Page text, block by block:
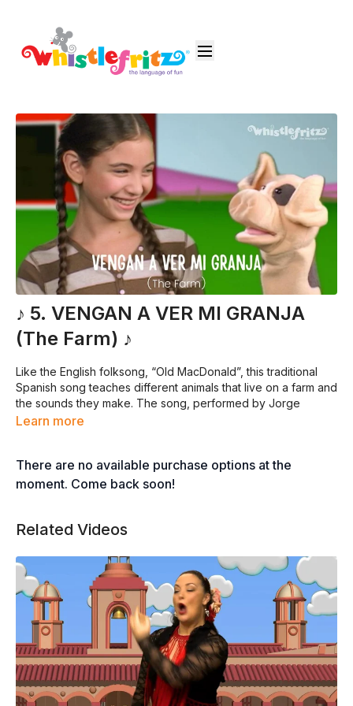
♪ 5. VENGAN A VER MI GRANJA
(The Farm) ♪
Like the English folksong, “Old MacDonald”, this traditional
Spanish song teaches different animals that live on a farm and
the sounds they make. The song, performed by Jorge
Anaya, is from Whistlefritz’s CD
VENGAN A VER MI GRANJA
VENGAN A VER MI GRANJA QUE ES HERMOSA
EL PATITO HACE ASÍ: CUÁ, CUÁ
EL PATITO HACE ASÍ: CUÁ, CUÁ
OHH, VENGAN AMIGOS
VENGAN AMIGOS
VENGAN AMIGOS
VENGAN
Learn more
There are no available purchase options at the
moment. Come back soon!
Related Videos